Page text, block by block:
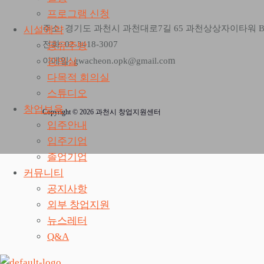
프로그램 신청
시설예약
공유주방
강의실
다목적 회의실
스튜디오
창업보육
입주안내
입주기업
졸업기업
커뮤니티
공지사항
외부 창업지원
뉴스레터
Q&A
주소: 경기도 과천시 과천대로7길 65 과천상상자이타워
전화: 02-3418-3007
이메일: gwacheon.opk@gmail.com
Copyright © 2026 과천시 창업지원센터